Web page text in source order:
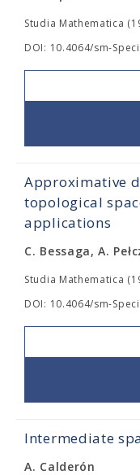
Studia Mathematica
DOI: 10.4064/sm-
Approximative
topological
applications
C. Bessaga, A.
Studia Mathematica
DOI: 10.4064/sm-
Intermediate
A. Calderón